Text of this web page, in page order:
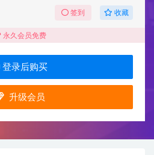
签到 收藏
永久会员免费
登录后购买
升级会员